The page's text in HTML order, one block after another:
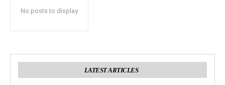
No posts to display
LATEST ARTICLES